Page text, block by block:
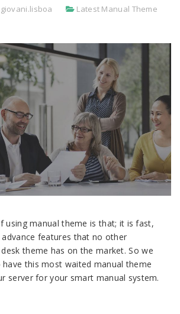
giovani.lisboa
Latest Manual Theme
using manual theme is that; it is fast,
features that no other
theme has on the market. So we
this most waited manual theme
server for your smart manual system.